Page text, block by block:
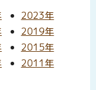
2023年
2019年
2015年
2011年